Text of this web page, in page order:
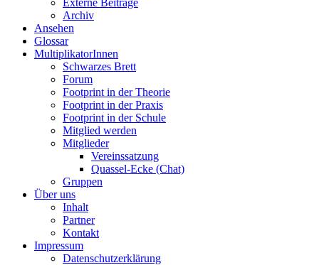
Archiv
Ansehen
Glossar
MultiplikatorInnen
Schwarzes Brett
Forum
Footprint in der Theorie
Footprint in der Praxis
Footprint in der Schule
Mitglied werden
Mitglieder
Vereinssatzung
Quassel-Ecke (Chat)
Gruppen
Über uns
Inhalt
Partner
Kontakt
Impressum
Datenschutzerklärung